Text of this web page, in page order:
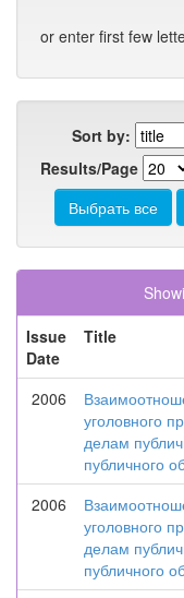
or enter first few
Sort by:
Results/Page
Issue
Date
Title
2006
уголовного
делам
публичного
2006
уголовного
делам
публичного